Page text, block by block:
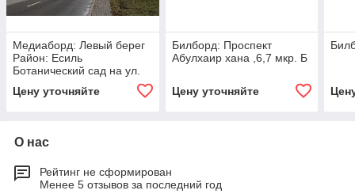
Медиаборд: Левый берег
Район: Есиль
Ботанический сад на ул.
Кабанбай батыра и
Цену уточняйте
Билборд: Проспект
Абулхаир хана ,6,7 мкр. Б
Цену уточняйте
О нас
Рейтинг не сформирован
Менее 5 отзывов за последний год